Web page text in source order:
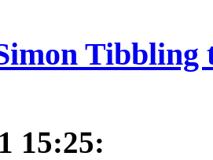
15:25: